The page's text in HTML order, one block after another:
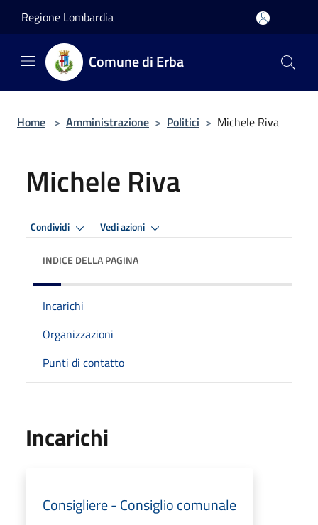
Regione Lombardia
Comune di Erba
Home > Amministrazione > Politici > Michele Riva
Michele Riva
Condividi Vedi azioni
INDICE DELLA PAGINA
Incarichi
Organizzazioni
Punti di contatto
Incarichi
Consigliere - Consiglio comunale